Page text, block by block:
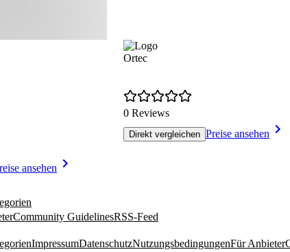
ansehen
Ortec
0 Reviews
Direkt vergleichen Preise ansehen
Community GuidelinesRSS-Feed
ImpressumDatenschutzNutzungsbedingungenFür Anbieter